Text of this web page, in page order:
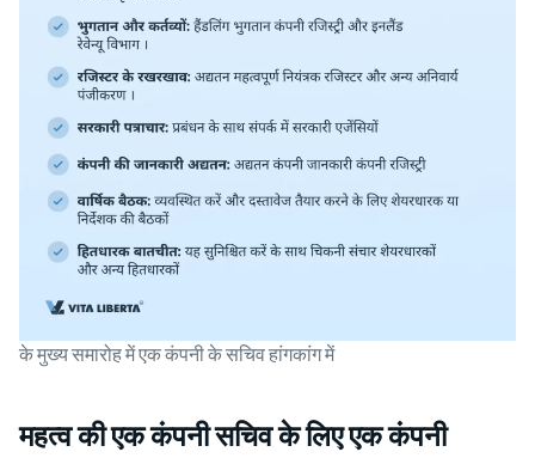
के मुख्य समारोह में एक कंपनी के सचिव हांगकांग में
महत्व की एक कंपनी सचिव के लिए एक कंपनी